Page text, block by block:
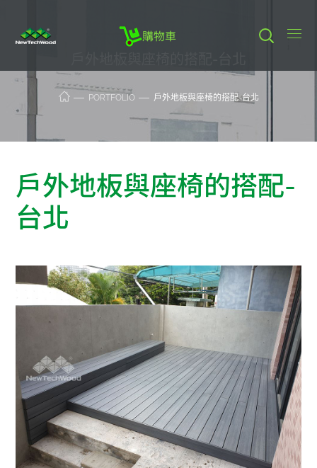
購物車
PORTFOLIO 戶外地板與座椅的搭配-台北
戶外地板與座椅的搭配-
台北